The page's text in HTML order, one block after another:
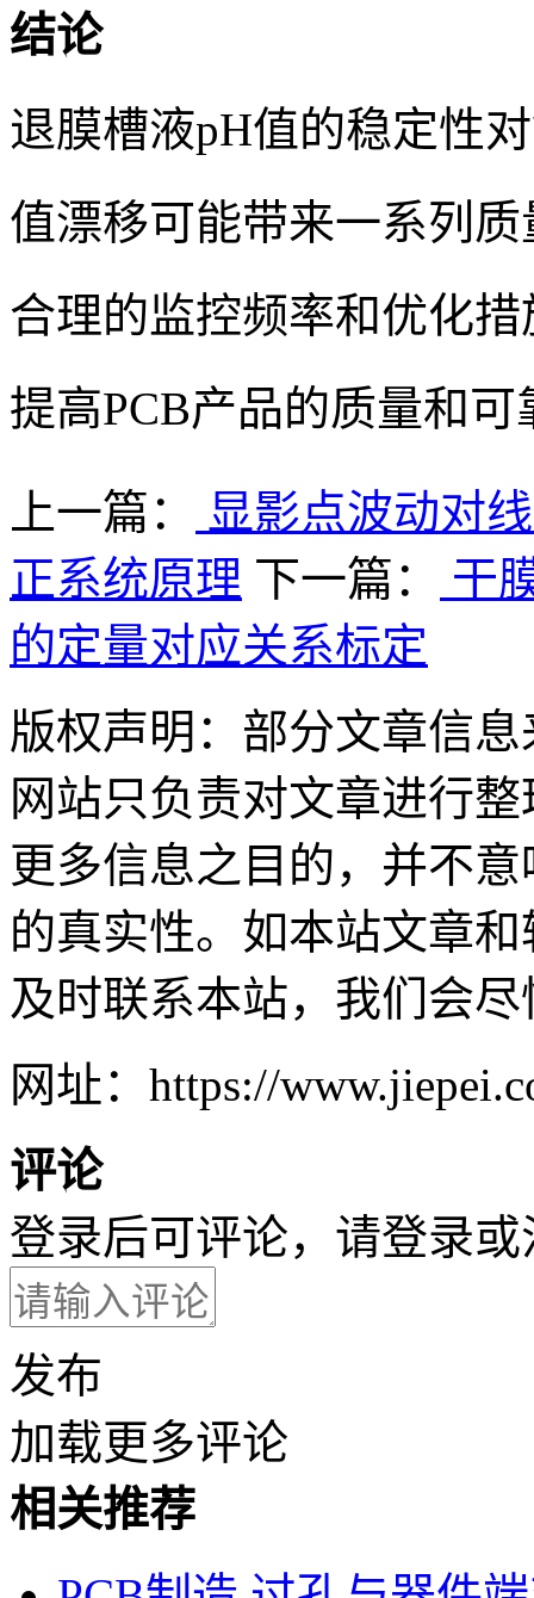
结论
退膜槽液pH值的稳定性
值漂移可能带来一系列
合理的监控频率和优化
提高PCB产品的质量和可
上一篇：
显影点波动对
正系统原理 下一篇：
干
的定量对应关系标定
版权声明：部分文章信
网站只负责对文章进行
更多信息之目的，并不
的真实性。如本站文章
及时联系本站，我们会
网址：https://
评论
登录后可评论，请登录或
发布
加载更多评论
相关推荐